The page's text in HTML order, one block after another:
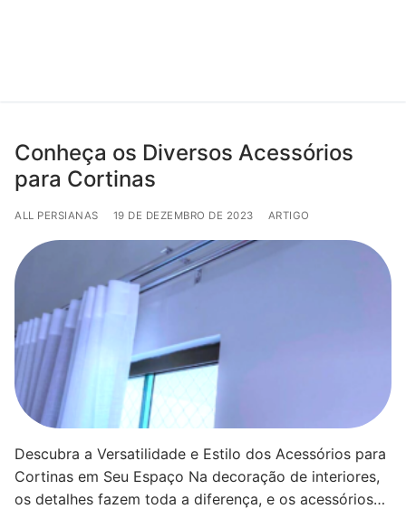
Conheça os Diversos Acessórios
para Cortinas
ALL PERSIANAS 19 DE DEZEMBRO DE 2023 ARTIGO
Descubra a Versatilidade e Estilo dos Acessórios para
Cortinas em Seu Espaço Na decoração de interiores,
os detalhes fazem toda a diferença, e os acessórios…